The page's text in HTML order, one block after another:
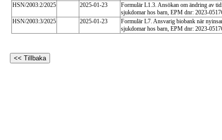
HSN/2003:2/2025
2025-01-23
Formulär L1.3. Ansökan om ändring av
sjukdomar hos barn, EPM dnr: 2023-
HSN/2003:3/2025
2025-01-23
Formulär L7. Ansvarig biobank när
sjukdomar hos barn, EPM dnr: 2023-